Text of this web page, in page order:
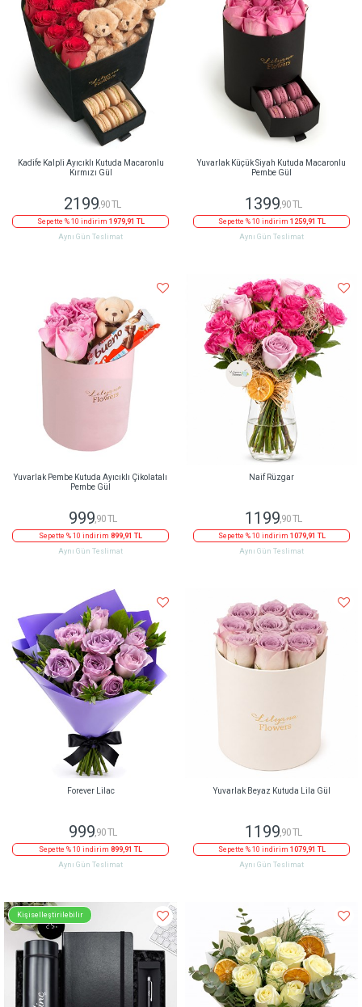
Kadife Kalpli Ayıcıklı Kutuda Macaronlu
Kırmızı Gül
2199,90 TL
Sepette % 10 indirim 1979,91 TL
Aynı Gün Teslimat
Yuvarlak Küçük Siyah Kutuda Macaronlu
Pembe Gül
1399,90 TL
Sepette % 10 indirim 1259,91 TL
Aynı Gün Teslimat
Yuvarlak Pembe Kutuda Ayıcıklı Çikolatalı
Pembe Gül
999,90 TL
Sepette % 10 indirim 899,91 TL
Aynı Gün Teslimat
Naif Rüzgar
1199,90 TL
Sepette % 10 indirim 1079,91 TL
Aynı Gün Teslimat
Forever Lilac
999,90 TL
Sepette % 10 indirim 899,91 TL
Aynı Gün Teslimat
Yuvarlak Beyaz Kutuda Lila Gül
1199,90 TL
Sepette % 10 indirim 1079,91 TL
Aynı Gün Teslimat
Kişiselleştirilebilir